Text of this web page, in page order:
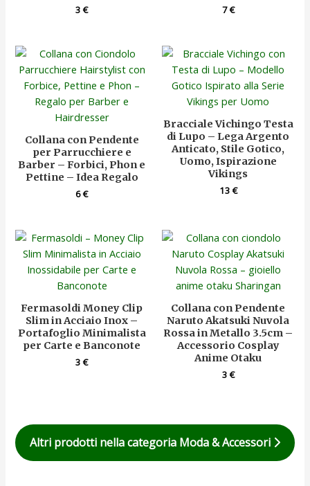
3€
7€
Collana con Pendente
per Parrucchiere e
Barber – Forbici, Phon e
Pettine – Idea Regalo
6€
Bracciale Vichingo Testa
di Lupo – Lega Argento
Anticato, Stile Gotico,
Uomo, Ispirazione
Vikings
13€
Fermasoldi Money Clip
Slim in Acciaio Inox –
Portafoglio Minimalista
per Carte e Banconote
3€
Collana con Pendente
Naruto Akatsuki Nuvola
Rossa in Metallo 3.5cm –
Accessorio Cosplay
Anime Otaku
3€
Altri prodotti nella categoria Moda & Accessori